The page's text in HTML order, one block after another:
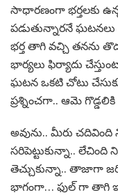
సాధారణంగా భర్తలకు
పడుతున్నారనే ఘటనలు
భర్త తాగి వచ్చి తనను
భార్యలు ఫిర్యాదు
ఘటన ఒకటి చోటు
ప్రశ్నించగా.. ఆమె
అవును.. మీరు
సరిపెట్టుకున్నా..
తెచ్చుకున్నా.. తాజాగా
భాగంగా… ఫుల్ గా తాగి